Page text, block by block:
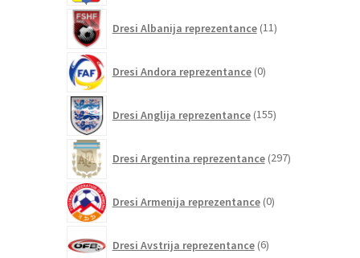
Dresi Albanija reprezentance 11izdelkov
Dresi Andora reprezentance 0izdelkov
Dresi Anglija reprezentance 155izdelkov
Dresi Argentina reprezentance 297izdelkov
Dresi Armenija reprezentance 0izdelkov
Dresi Avstrija reprezentance 6izdelkov